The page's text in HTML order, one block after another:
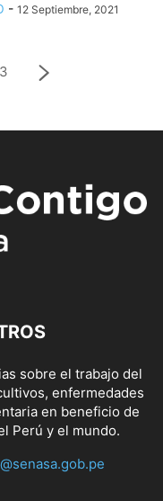
- 12 Septiembre, 2021
3
sobre el trabajo del
enfermedades
en beneficio de
Perú y el mundo.